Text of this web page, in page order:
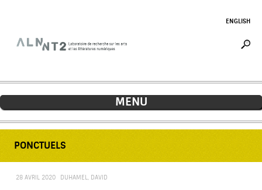
ENGLISH
PONCTUELS
28 AVRIL 2020 DUHAMEL, DAVID
MENU